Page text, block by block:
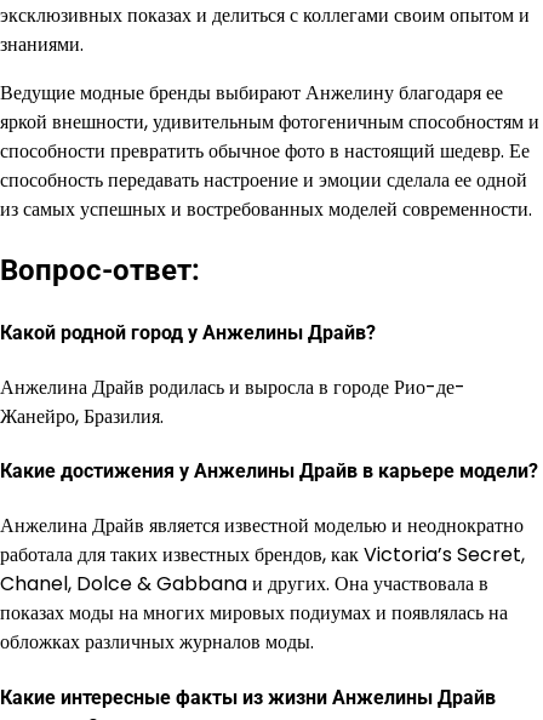
эксклюзивных показах и делиться с коллегами своим опытом и
знаниями.
Ведущие модные бренды выбирают Анжелину благодаря ее
яркой внешности, удивительным фотогеничным способностям и
способности превратить обычное фото в настоящий шедевр. Ее
способность передавать настроение и эмоции сделала ее одной
из самых успешных и востребованных моделей современности.
Вопрос-ответ:
Какой родной город у Анжелины Драйв?
Анжелина Драйв родилась и выросла в городе Рио-де-
Жанейро, Бразилия.
Какие достижения у Анжелины Драйв в карьере модели?
Анжелина Драйв является известной моделью и неоднократно
работала для таких известных брендов, как Victoria’s Secret,
Chanel, Dolce & Gabbana и других. Она участвовала в
показах моды на многих мировых подиумах и появлялась на
обложках различных журналов моды.
Какие интересные факты из жизни Анжелины Драйв